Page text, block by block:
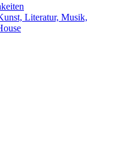
Literatur, Musik,